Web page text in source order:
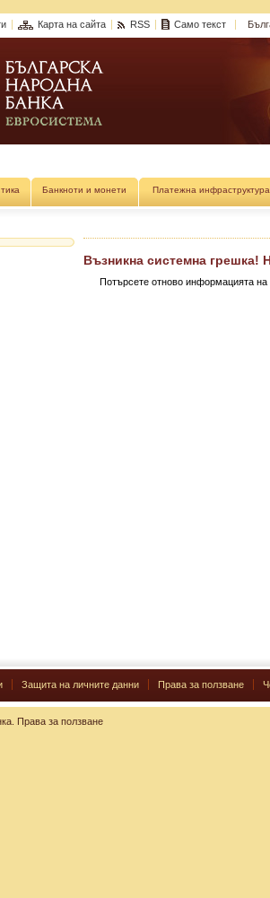
Карта на сайта RSS Само текст
Банкноти и монети Платежна инфраструктура
Възникна системна грешка!
Потърсете отново информацията на
Защита на личните данни Права за ползване
Права за ползване